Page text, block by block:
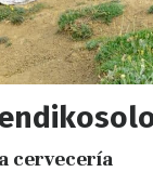
cervecería